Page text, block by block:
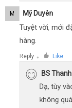
M Mỹ Duyên
Tuyệt vời, mới
hàng.
Reply ● Like
BS
Dạ, tùy
không